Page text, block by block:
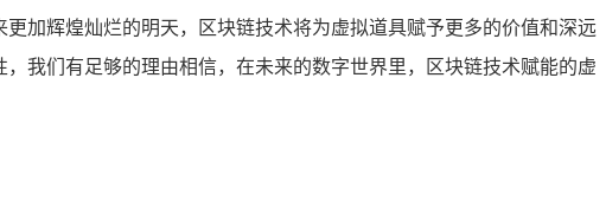
加辉煌灿烂的明天，区块链技术将为虚拟道具赋予更多的价值和深远
我们有足够的理由相信，在未来的数字世界里，区块链技术赋能的虚